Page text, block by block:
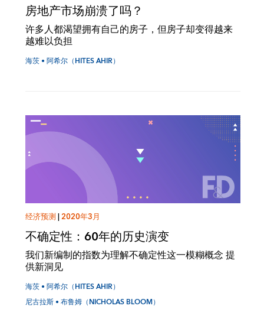
房地产市场崩溃了吗？
许多人都渴望拥有自己的房子，但房子却变得越来
越难以负担
海茨 • 阿希尔（HITES AHIR）
经济预测|2020年3月
不确定性：60年的历史演变
我们新编制的指数为理解不确定性这一模糊概念 提
供新洞见
海茨 • 阿希尔（HITES AHIR）
尼古拉斯 • 布鲁姆（NICHOLAS BLOOM）